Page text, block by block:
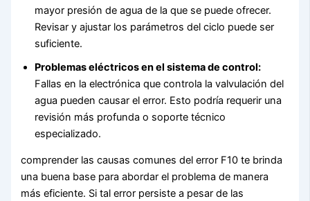
mayor presión de agua de la que se puede ofrecer.
Revisar y ajustar los parámetros del ciclo puede ser
suficiente.
Problemas eléctricos en el sistema de control:
Fallas en la electrónica que controla la valvulación del
agua pueden causar el error. Esto podría requerir una
revisión más profunda o soporte técnico
especializado.
comprender las causas comunes del error F10 te brinda
una buena base para abordar el problema de manera
más eficiente. Si tal error persiste a pesar de las